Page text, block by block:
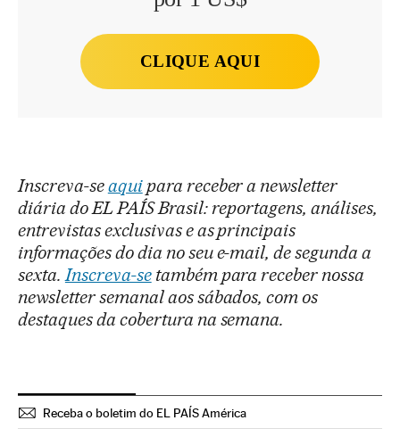
CLIQUE AQUI
Inscreva-seaquipara receber a newsletter
diária do EL PAÍS Brasil: reportagens, análises,
entrevistas exclusivas e as principais
informações do dia no seu e-mail, de segunda a
sexta. Inscreva-setambém para receber nossa
newsletter semanal aos sábados, com os
destaques da cobertura na semana.
Receba o boletim do EL PAÍS América